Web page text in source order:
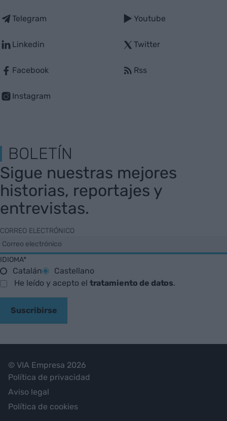
Telegram
Linkedin
Facebook
Instagram
Youtube
Twitter
Rss
BOLETÍN
Sigue nuestras mejores
historias, reportajes y
entrevistas.
CORREO ELECTRÓNICO
IDIOMA*
Catalán
Castellano
He leído y acepto el tratamiento de datos.
Suscribirse
© VIA Empresa 2026
Política de privacidad
Aviso legal
Política de cookies